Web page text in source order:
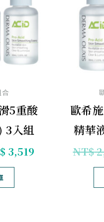
5重酸
入組
4,140。
3,519
NT$ 3,519。
歐希
精華
NT$